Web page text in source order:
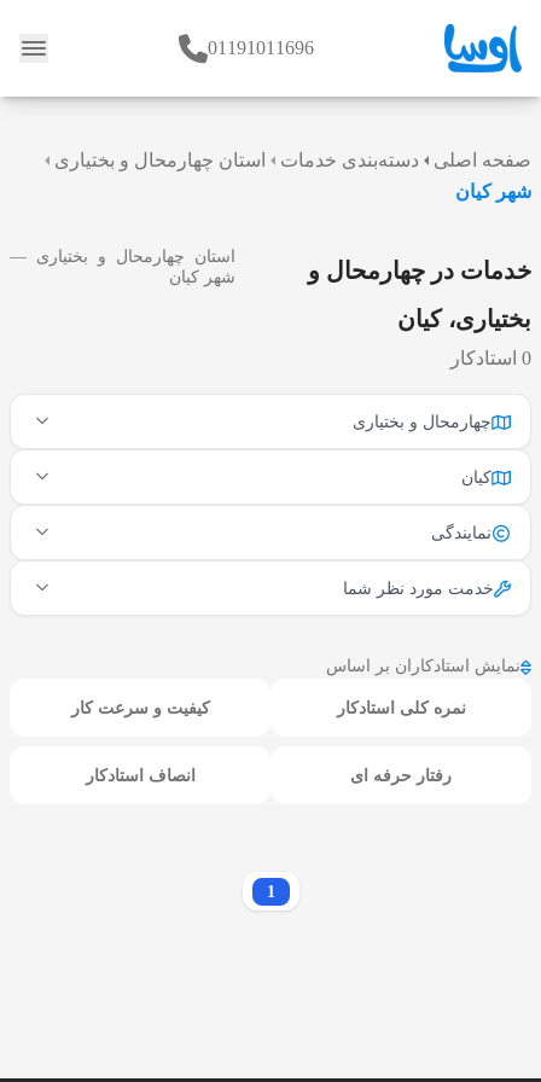
وبلاگ 01191011696
صفحه اصلی دسته‌بندی خدمات
استان چهارمحال و بختیاری
شهر کیان
خدمات در چهارمحال و
بختیاری، کیان
0 استادکار
استان چهارمحال و بختیاری —
شهر کیان
چهارمحال و بختیاری
کیان
نمایندگی
خدمت مورد نظر شما
نمایش استادکاران بر اساس
نمره کلی استادکار کیفیت و سرعت کار
رفتار حرفه ای انصاف استادکار
1